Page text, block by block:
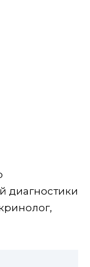
диагностики